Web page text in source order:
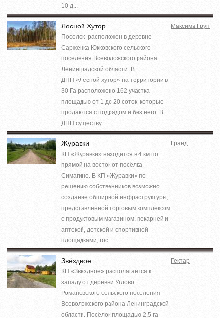
10 д...
Лесной Хутор
Поселок расположен в деревне
Сарженка Юкковского сельского
поселения Всеволожского района
Ленинградской области. В
ДНП «Лесной хутор» на территории в
30 Га расположено 162 участка
площадью от 1 до 20 соток, которые
продаются с подрядом и без него. В
ДНП существу...
Максима Груп
Журавки
КП «Журавки» находится в 4 км по
прямой на восток от посёлка
Симагино. В КП «Журавки» по
решению собственников возможно
создание обширной инфраструктуры,
представленной торговым комплексом
с продуктовым магазином, пекарней и
аптекой, детской и спортивной
площадками, гос...
Гранд
Звёздное
КП «Звёздное» располагается к
западу от деревни Углово
Романовского сельского поселения
Всеволожского района Ленинградской
области. Посёлок площадью 2,5 га
Гектар